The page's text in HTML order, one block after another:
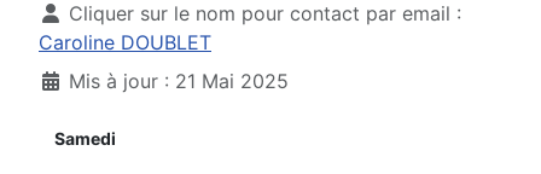
Cliquer sur le nom pour contact par email :
Caroline DOUBLET
Mis à jour : 21 Mai 2025
Samedi